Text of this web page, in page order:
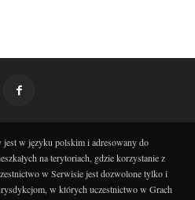
w języku polskim i adresowany do
na terytoriach, gdzie korzystanie z
w Serwisie jest dozwolone tylko i
w których uczestnictwo w Grach